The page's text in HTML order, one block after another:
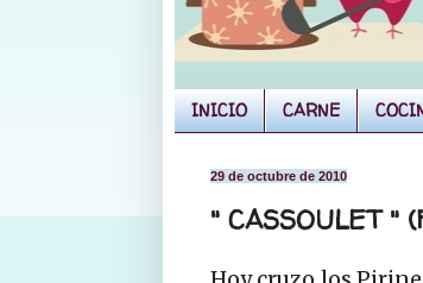
INICIO CARNE
29 de octubre de 2010
" CASSOULET "